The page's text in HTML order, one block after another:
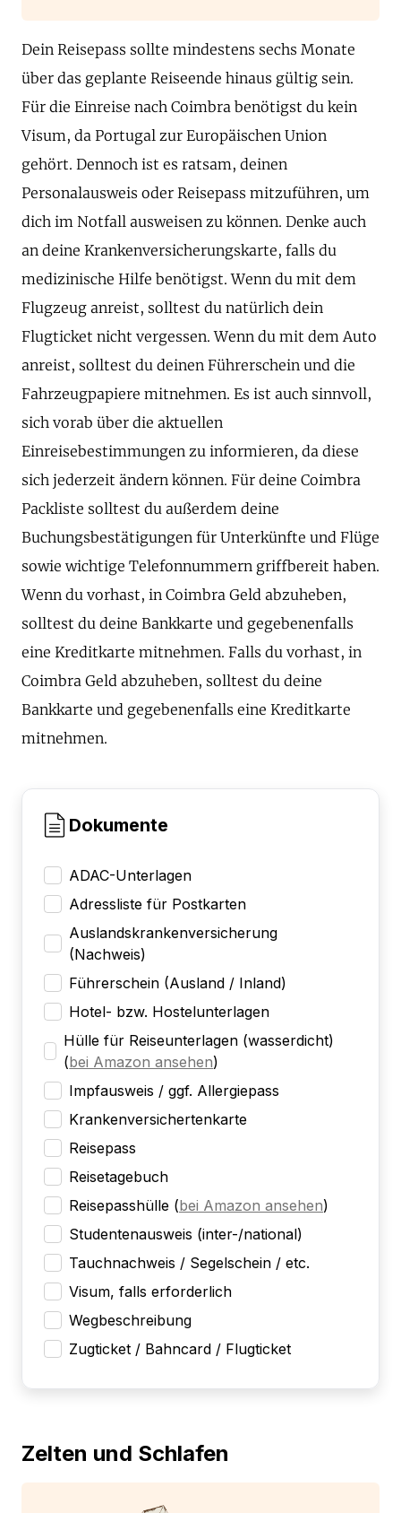
Dein Reisepass sollte mindestens sechs Monate
über das geplante Reiseende hinaus gültig sein.
Für die Einreise nach Coimbra benötigst du kein
Visum, da Portugal zur Europäischen Union
gehört. Dennoch ist es ratsam, deinen
Personalausweis oder Reisepass mitzuführen, um
dich im Notfall ausweisen zu können. Denke auch
an deine Krankenversicherungskarte, falls du
medizinische Hilfe benötigst. Wenn du mit dem
Flugzeug anreist, solltest du natürlich dein
Flugticket nicht vergessen. Wenn du mit dem Auto
anreist, solltest du deinen Führerschein und die
Fahrzeugpapiere mitnehmen. Es ist auch sinnvoll,
sich vorab über die aktuellen
Einreisebestimmungen zu informieren, da diese
sich jederzeit ändern können. Für deine Coimbra
Packliste solltest du außerdem deine
Buchungsbestätigungen für Unterkünfte und Flüge
sowie wichtige Telefonnummern griffbereit haben.
Wenn du vorhast, in Coimbra Geld abzuheben,
solltest du deine Bankkarte und gegebenenfalls
eine Kreditkarte mitnehmen. Falls du vorhast, in
Coimbra Geld abzuheben, solltest du deine
Bankkarte und gegebenenfalls eine Kreditkarte
mitnehmen.
Dokumente
ADAC-Unterlagen
Adressliste für Postkarten
Auslandskrankenversicherung
(Nachweis)
Führerschein (Ausland / Inland)
Hotel- bzw. Hostelunterlagen
Hülle für Reiseunterlagen (wasserdicht)
(bei Amazon ansehen)
Impfausweis / ggf. Allergiepass
Krankenversichertenkarte
Reisepass
Reisetagebuch
Reisepasshülle (bei Amazon ansehen)
Studentenausweis (inter-/national)
Tauchnachweis / Segelschein / etc.
Visum, falls erforderlich
Wegbeschreibung
Zugticket / Bahncard / Flugticket
Zelten und Schlafen